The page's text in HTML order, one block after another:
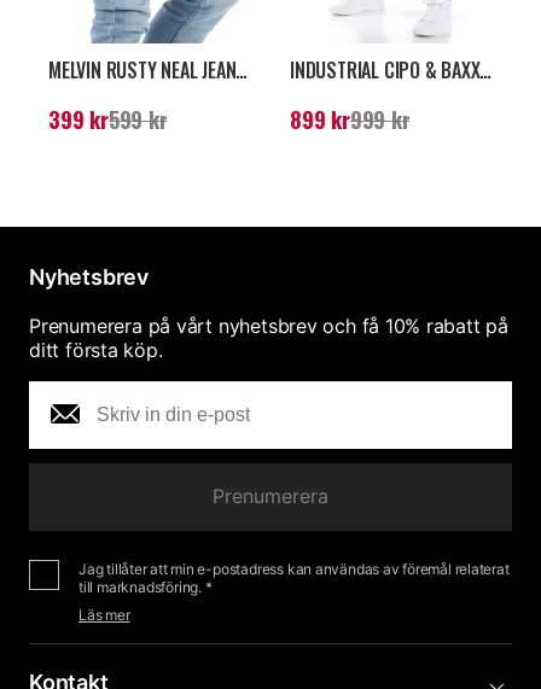
MELVIN RUSTY NEAL JEANS - LJUSBLÅ
Nuvarande pris:399
399 kr599 kr
INDUSTRIAL CIPO & BAXX JEANS - BLÅ
Nuvarande pris:899
899 kr999 kr
Nyhetsbrev
Prenumerera på vårt nyhetsbrev och få 10% rabatt på
ditt första köp.
Prenumerera
Jag tillåter att min e-postadress kan användas av föremål relaterat
till marknadsföring. *
Läs mer
Kontakt